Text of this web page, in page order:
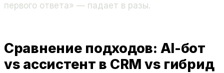
первого ответа» — падает в разы.
Сравнение подходов: AI-бот
vs ассистент в CRM vs гибрид